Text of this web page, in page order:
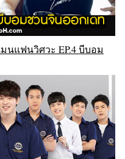
มนแฟนวิศวะ EP.4 บีบอม